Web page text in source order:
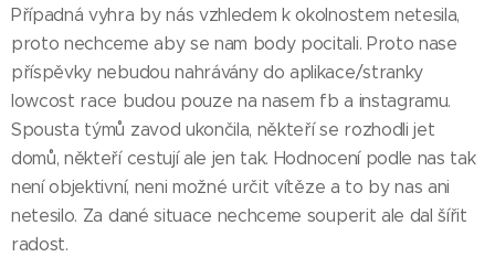
Případná vyhra by nás vzhledem k okolnostem netesila,
proto nechceme aby se nam body pocitali. Proto nase
příspěvky nebudou nahrávány do aplikace/stranky
lowcost race budou pouze na nasem fb a instagramu.
Spousta týmů zavod ukončila, někteří se rozhodli jet
domů, někteří cestují ale jen tak. Hodnocení podle nas tak
není objektivní, neni možné určit vítěze a to by nas ani
netesilo. Za dané situace nechceme souperit ale dal šířit
radost.